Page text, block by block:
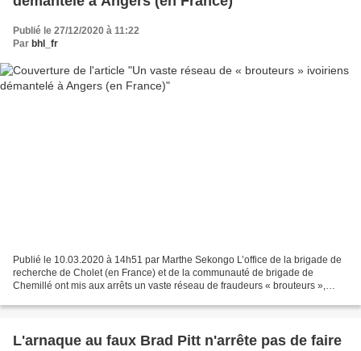
Publié le 27/12/2020 à 11:22
Par bhl_fr
Publié le 10.03.2020 à 14h51 par Marthe Sekongo L’office de la brigade de
recherche de Cholet (en France) et de la communauté de brigade de
Chemillé ont mis aux arrêts un vaste réseau de fraudeurs « brouteurs »,
L'arnaque au faux Brad Pitt n'arrête pas de faire